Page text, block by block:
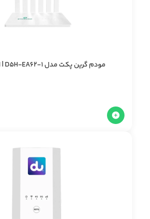
مودم گرین پکت مدل D5H-EA62-1 | استوک A+